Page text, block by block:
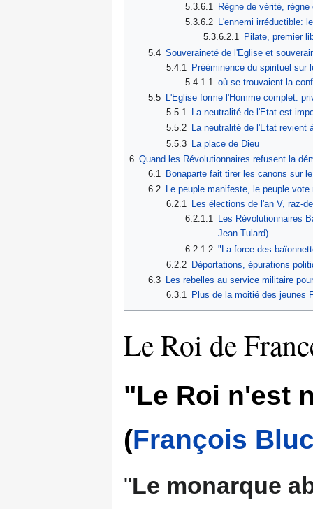
5.3.6.1
Règne de vérité, règne
5.3.6.2
L'ennemi irréductible:
5.3.6.2.1 Pilate, premier
5.4 Souveraineté de l'Eglise et
5.4.1
Prééminence du spirituel sur
5.4.1.1 où se trouvaient la
5.5
L'Eglise forme l'Homme complet:
5.5.1
La neutralité de l'Etat est
5.5.2 La neutralité de l'Etat revient
5.5.3 La place de Dieu
6 Quand les Révolutionnaires refusent la
6.1
Bonaparte fait tirer les canons sur
6.2
Le peuple manifeste, le peuple
6.2.1 Les élections de l'an V, raz-
6.2.1.1
Les Révolutionnaires
Jean Tulard)
6.2.1.2 "La force des
6.2.2 Déportations, épurations
6.3
Les rebelles au service militaire
6.3.1 Plus de la moitié des jeunes
Le Roi de
"Le Roi n'est
(François
"Le monarque